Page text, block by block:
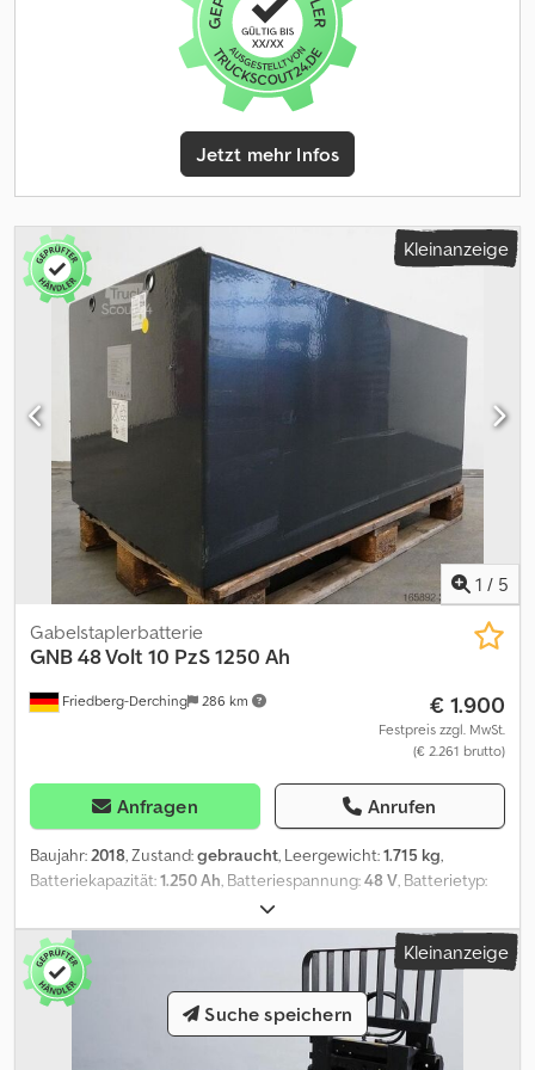
Jetzt mehr Infos
Kleinanzeige
1 / 5
Friedberg-Derching 286 km
Gabelstaplerbatterie
GNB48 Volt 10 PzS 1250 Ah
€ 1.900
Festpreis zzgl. MwSt.
(€ 2.261 brutto)
Anfragen Anrufen
Baujahr:2018, Zustand:gebraucht, Leergewicht:1.715 kg,
Batteriekapazität:1.250 Ah, Batteriespannung:48 V, Batterietyp:
48 Volt 10 PzS 1250 Ah, Aquamatic auf Batterie, Sondertrog,
Batteriemaße: 1216 x 798 x 627 mm, Fahrzeugstecker: REMA 320A,
gebrauchte GNB 48 V Antriebsbatterie im Sonder-Stahltrog 1216 x
798 x 627 mm, gefüllt und geladen, inkl Kabel und Stecker REMA
320A, Trogfarbe RAL 7021. Dkedpszp Sf Uofx Aidor
Kleinanzeige
Suche speichern